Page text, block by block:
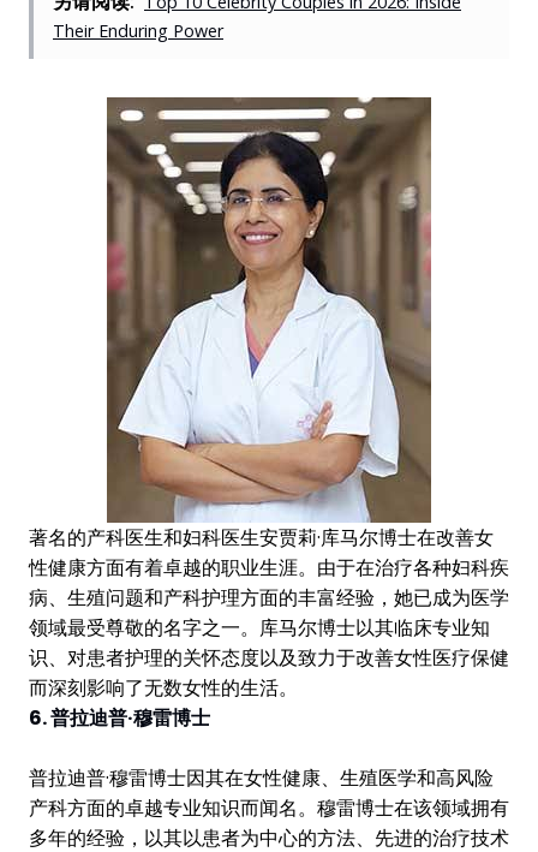
Their Enduring Power
著名的产科医生和妇科医生安贾莉·库马尔博士在改善女
性健康方面有着卓越的职业生涯。由于在治疗各种妇科疾
病、生殖问题和产科护理方面的丰富经验，她已成为医学
领域最受尊敬的名字之一。库马尔博士以其临床专业知
识、对患者护理的关怀态度以及致力于改善女性医疗保健
而深刻影响了无数女性的生活。
6. 普拉迪普·穆雷博士
普拉迪普·穆雷博士因其在女性健康、生殖医学和高风险
产科方面的卓越专业知识而闻名。穆雷博士在该领域拥有
多年的经验，以其以患者为中心的方法、先进的治疗技术